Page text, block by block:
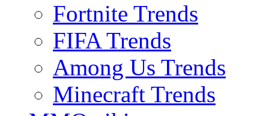
Fortnite Trends
FIFA Trends
Among Us Trends
Minecraft Trends